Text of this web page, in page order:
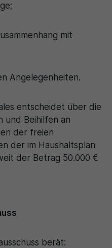
mit
Angelegenheiten.
entscheidet über die
und Beihilfen an
der freien
der im Haushaltsplan
der Betrag 50.000 €
berät: